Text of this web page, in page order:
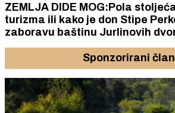
ZEMLJA DIDE MOG:Pola
turizma ili kako je don Stipe Perkov oteo
zaboravu baštinu Jurlinovih
Sponzorirani